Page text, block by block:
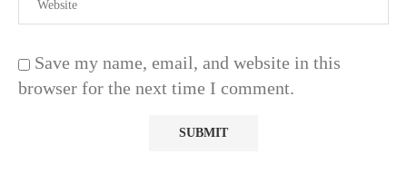
Save my name, email, and website in this
browser for the next time I comment.